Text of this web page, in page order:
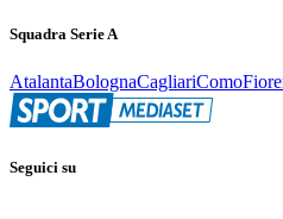
Squadra Serie A
AtalantaBolognaCagliariComo
Seguici su